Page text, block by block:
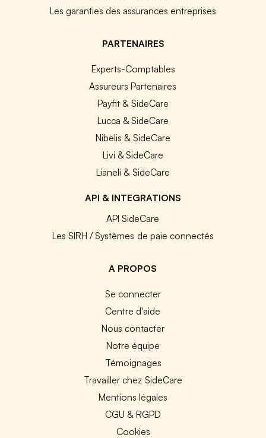
Les garanties des assurances entreprises
PARTENAIRES
Experts-Comptables
Assureurs Partenaires
Payfit & SideCare
Lucca & SideCare
Nibelis & SideCare
Livi & SideCare
Lianeli & SideCare
API & INTEGRATIONS
API SideCare
Les SIRH / Systèmes de paie connectés
A PROPOS
Se connecter
Centre d'aide
Nous contacter
Notre équipe
Témoignages
Travailler chez SideCare
Mentions légales
CGU & RGPD
Cookies